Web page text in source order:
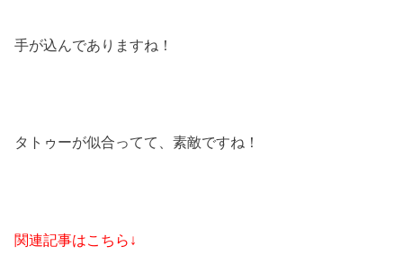
手が込んでありますね！
タトゥーが似合ってて、素敵ですね！
関連記事はこちら↓